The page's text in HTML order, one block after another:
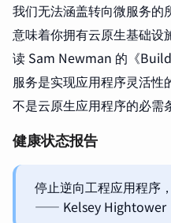
我们无法涵盖转向微服务的
意味着你拥有云原生基础设
读 Sam Newman 的《
服务是实现应用程序灵活性
不是云原生应用程序的必需
健康状态报告
停止逆向工程应用程序
—— Kelsey Hightower